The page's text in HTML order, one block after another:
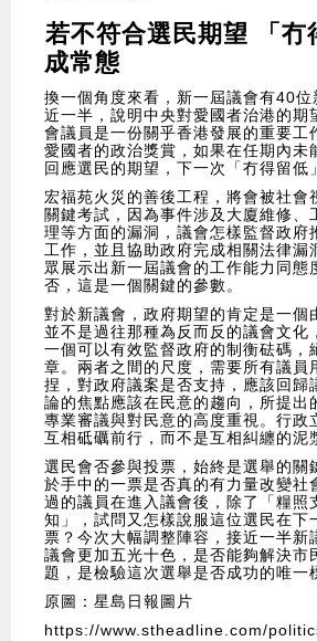
若不符合選民期望 「冇
成常態
換一個角度來看，新一屆議會有40
近一半，說明中央對愛國者治港的期
會議員是一份關乎香港發展的重要工
愛國者的政治獎賞，如果在任期內未
回應選民的期望，下一次「冇得留低
宏福苑火災的善後工程，將會被社會
關鍵考試，因為事件涉及大廈維修、
理等方面的漏洞，議會怎樣監督政府
工作，並且協助政府完成相關法律漏
眾展示出新一屆議會的工作能力同態
否，這是一個關鍵的參數。
對於新議會，政府期望的肯定是一個
並不是過往那種為反而反的議會文化
一個可以有效監督政府的制衡砝碼，
章。兩者之間的尺度，需要所有議員
捏，對政府議案是否支持，應該回歸
論的焦點應該在民意的趨向，所提出
專業審議與對民意的高度重視。行政
互相砥礪前行，而不是互相糾纏的泥
選民會否參與投票，始終是選舉的關
於手中的一票是否真的有力量改變社
過的議員在進入議會後，除了「糧照
知」，試問又怎樣說服這位選民在下
票？今次大幅調整陣容，接近一半新
議會更加五光十色，是否能夠解決市
題，是檢驗這次選舉是否成功的唯一
原圖：星島日報圖片
https://www.stheadline.com/